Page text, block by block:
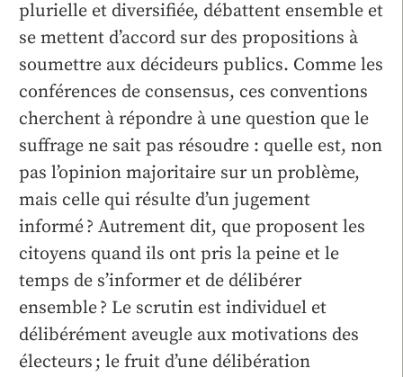
plurielle et diversifiée, débattent ensemble et
se mettent d’accord sur des propositions à
soumettre aux décideurs publics. Comme les
conférences de consensus, ces conventions
cherchent à répondre à une question que le
suffrage ne sait pas résoudre : quelle est, non
pas l’opinion majoritaire sur un problème,
mais celle qui résulte d’un jugement
informé ? Autrement dit, que proposent les
citoyens quand ils ont pris la peine et le
temps de s’informer et de délibérer
ensemble ? Le scrutin est individuel et
délibérément aveugle aux motivations des
électeurs ; le fruit d’une délibération